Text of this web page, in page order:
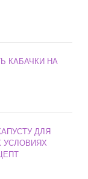
КАБАЧКИ НА
ДЛЯ
УСЛОВИЯХ